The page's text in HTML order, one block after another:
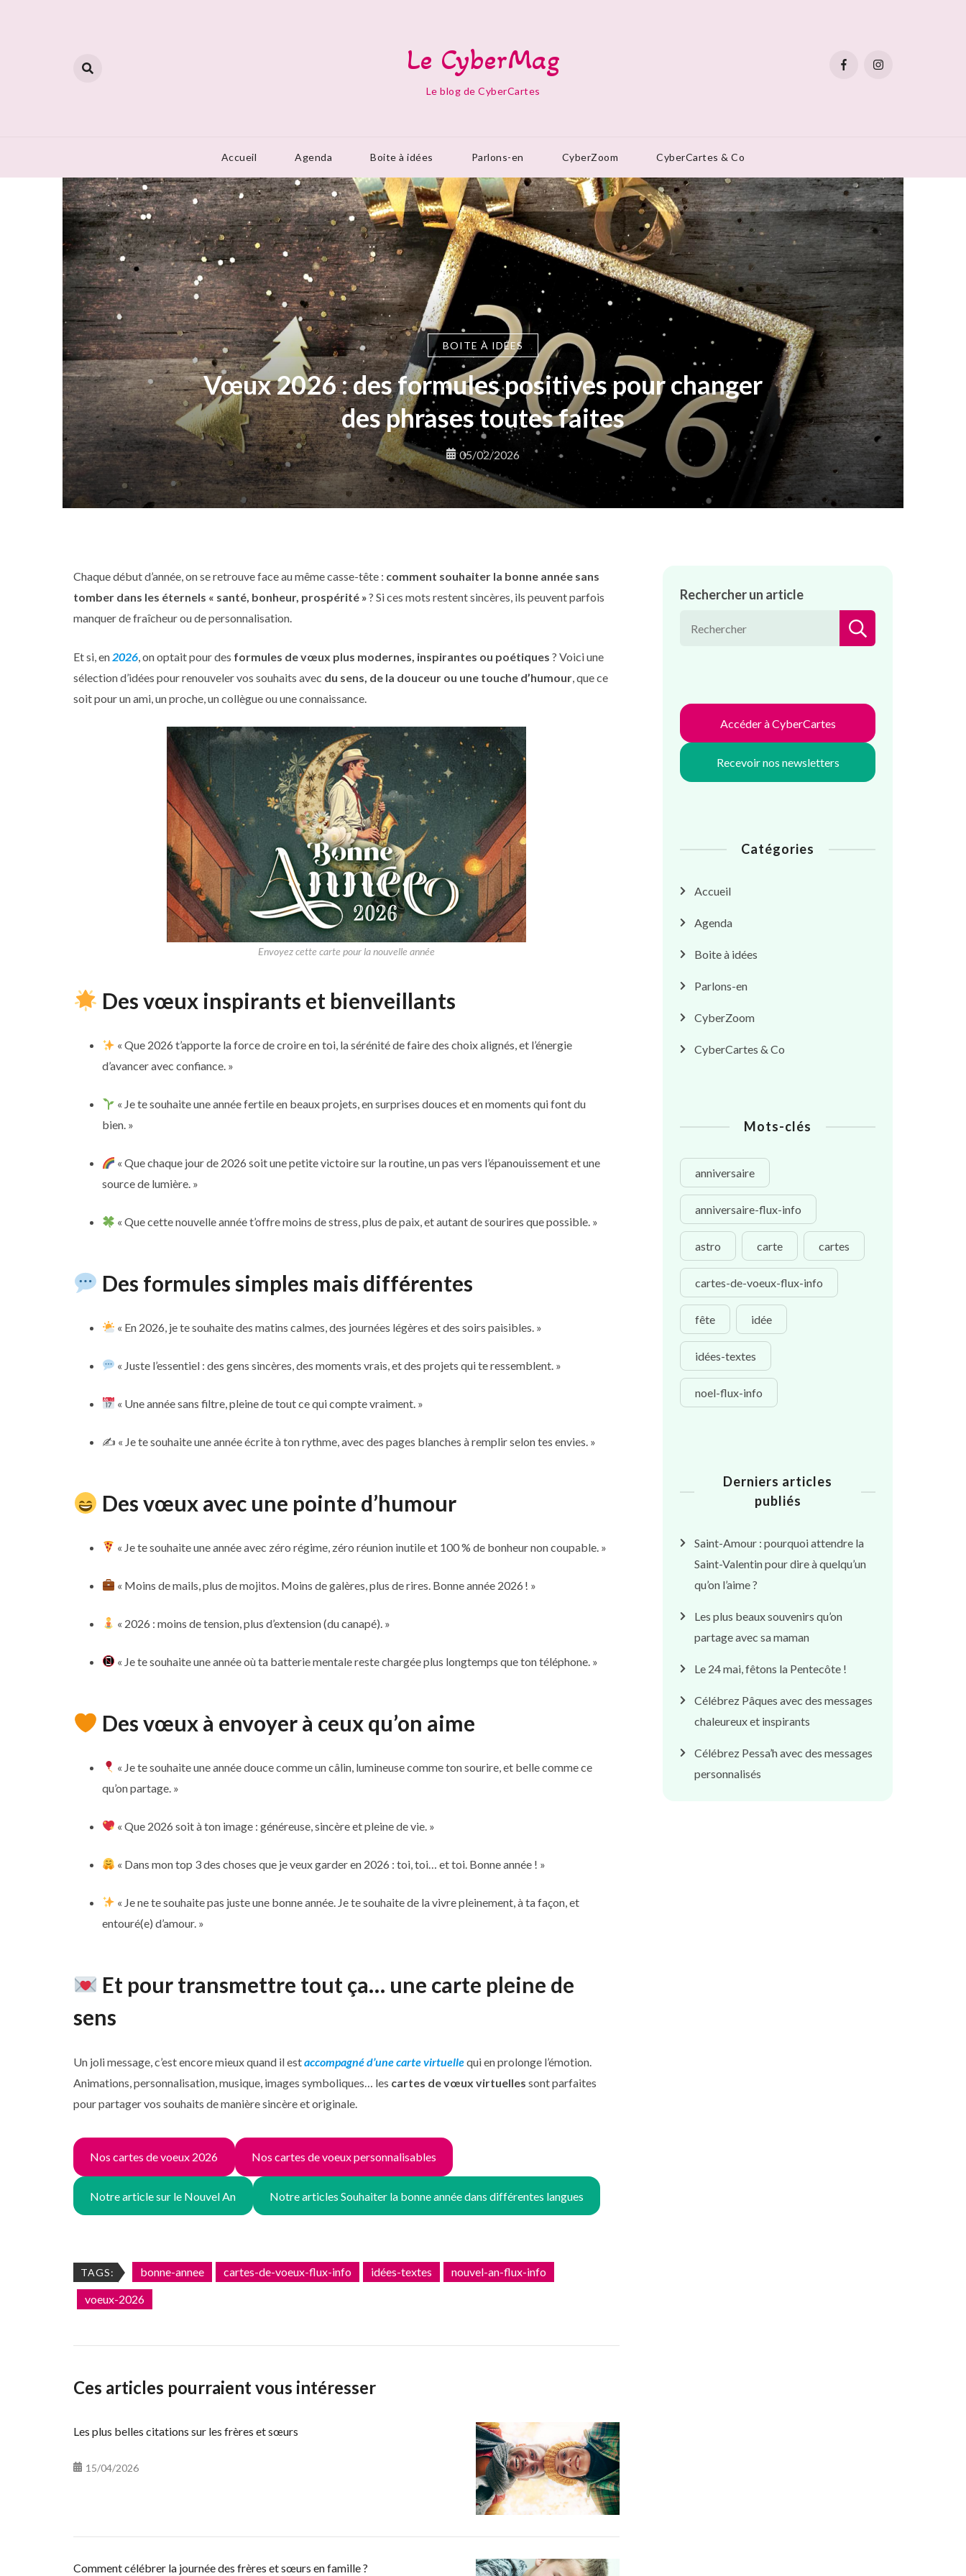
Le CyberMag
Le blog de CyberCartes
Accueil Agenda Boite à idées Parlons-en CyberZoom CyberCartes & Co
BOITE À IDÉES
Vœux 2026 : des formules positives pour changer
des phrases toutes faites
05/02/2026
Chaque début d’année, on se retrouve face au même casse-tête : comment souhaiter la bonne année sans
tomber dans les éternels « santé, bonheur, prospérité »? Si ces mots restent sincères, ils peuvent parfois
manquer de fraîcheur ou de personnalisation.
Et si, en2026, on optait pour des formules de vœux plus modernes, inspirantes ou poétiques ? Voici une
sélection d’idées pour renouveler vos souhaits avec du sens, de la douceur ou une touche d’humour, que ce
soit pour un ami, un proche, un collègue ou une connaissance.
Envoyez cette carte pour la nouvelle année
Des vœux inspirants et bienveillants
« Que 2026 t’apporte la force de croire en toi, la sérénité de faire des choix alignés, et l’énergie
d’avancer avec confiance. »
« Je te souhaite une année fertile en beaux projets, en surprises douces et en moments qui font du
bien. »
« Que chaque jour de 2026 soit une petite victoire sur la routine, un pas vers l’épanouissement et une
source de lumière. »
« Que cette nouvelle année t’offre moins de stress, plus de paix, et autant de sourires que possible. »
Des formules simples mais différentes
« En 2026, je te souhaite des matins calmes, des journées légères et des soirs paisibles. »
« Juste l’essentiel : des gens sincères, des moments vrais, et des projets qui te ressemblent. »
« Une année sans filtre, pleine de tout ce qui compte vraiment. »
✍️ « Je te souhaite une année écrite à ton rythme, avec des pages blanches à remplir selon tes envies. »
Des vœux avec une pointe d’humour
« Je te souhaite une année avec zéro régime, zéro réunion inutile et 100 % de bonheur non coupable. »
« Moins de mails, plus de mojitos. Moins de galères, plus de rires. Bonne année 2026 ! »
« 2026 : moins de tension, plus d’extension (du canapé). »
« Je te souhaite une année où ta batterie mentale reste chargée plus longtemps que ton téléphone. »
Des vœux à envoyer à ceux qu’on aime
« Je te souhaite une année douce comme un câlin, lumineuse comme ton sourire, et belle comme ce
qu’on partage. »
« Que 2026 soit à ton image : généreuse, sincère et pleine de vie. »
« Dans mon top 3 des choses que je veux garder en 2026 : toi, toi… et toi. Bonne année ! »
« Je ne te souhaite pas juste une bonne année. Je te souhaite de la vivre pleinement, à ta façon, et
entouré(e) d’amour. »
Et pour transmettre tout ça… une carte pleine de
sens
Un joli message, c’est encore mieux quand il estaccompagné d’une carte virtuellequi en prolonge l’émotion.
Animations, personnalisation, musique, images symboliques… les cartes de vœux virtuelles sont parfaites
pour partager vos souhaits de manière sincère et originale.
Nos cartes de voeux 2026 Nos cartes de voeux personnalisables
Notre article sur le Nouvel An Notre articles Souhaiter la bonne année dans différentes langues
TAGS: bonne-annee cartes-de-voeux-flux-info idées-textes
nouvel-an-flux-info
voeux-2026
Ces articles pourraient vous intéresser
Les plus belles citations sur les frères et sœurs
15/04/2026
Comment célébrer la journée des frères et sœurs en famille ?
Rechercher un article
Accéder à CyberCartes
Recevoir nos newsletters
Catégories
Accueil
Agenda
Boite à idées
Parlons-en
CyberZoom
CyberCartes & Co
Mots-clés
anniversaire
anniversaire-flux-info
astro carte cartes
cartes-de-voeux-flux-info
fête idée
idées-textes
noel-flux-info
Derniers articles
publiés
Saint-Amour : pourquoi attendre la
Saint-Valentin pour dire à quelqu’un
qu’on l’aime ?
Les plus beaux souvenirs qu’on
partage avec sa maman
Le 24 mai, fêtons la Pentecôte !
Célébrez Pâques avec des messages
chaleureux et inspirants
Célébrez Pessa’h avec des messages
personnalisés